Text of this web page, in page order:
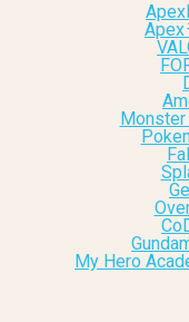
Apex
My Hero